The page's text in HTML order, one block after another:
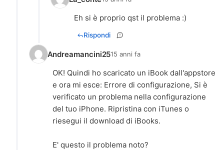
Rispondi
Andreamancini2515 anni fa
OK! Quindi ho scaricato un iBook dall'appstore
e ora mi esce: Errore di configurazione, Si è
verificato un problema nella configurazione
del tuo iPhone. Ripristina con iTunes o
riesegui il download di iBooks.
E' questo il problema noto?